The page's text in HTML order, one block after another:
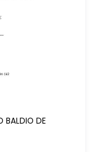
BALDIO DE